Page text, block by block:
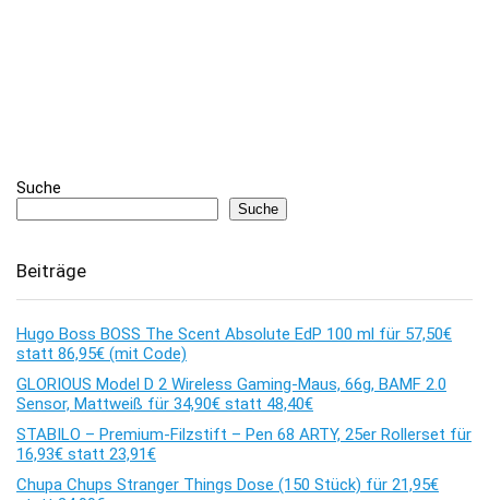
Suche
Suche
Beiträge
Hugo Boss BOSS The Scent Absolute EdP 100 ml für 57,50€
statt 86,95€ (mit Code)
GLORIOUS Model D 2 Wireless Gaming-Maus, 66g, BAMF 2.0
Sensor, Mattweiß für 34,90€ statt 48,40€
STABILO – Premium-Filzstift – Pen 68 ARTY, 25er Rollerset für
16,93€ statt 23,91€
Chupa Chups Stranger Things Dose (150 Stück) für 21,95€